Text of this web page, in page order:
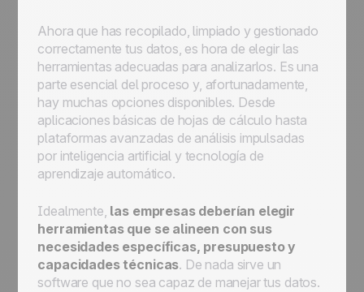
Ahora que has recopilado, limpiado y gestionado
correctamente tus datos, es hora de elegir las
herramientas adecuadas para analizarlos. Es una
parte esencial del proceso y, afortunadamente,
hay muchas opciones disponibles. Desde
aplicaciones básicas de hojas de cálculo hasta
plataformas avanzadas de análisis impulsadas
por inteligencia artificial y tecnología de
aprendizaje automático.
Idealmente, las empresas deberían elegir
herramientas que se alineen con sus
necesidades específicas, presupuesto y
capacidades técnicas. De nada sirve un
software que no sea capaz de manejar tus datos.